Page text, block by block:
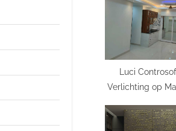
P
t
Luci
Verlichting op